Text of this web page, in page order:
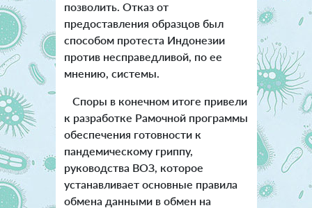
позволить. Отказ от
предоставления образцов был
способом протеста Индонезии
против несправедливой, по ее
мнению, системы.
Споры в конечном итоге привели
к разработке Рамочной программы
обеспечения готовности к
пандемическому гриппу,
руководства ВОЗ, которое
устанавливает основные правила
обмена данными в обмен на